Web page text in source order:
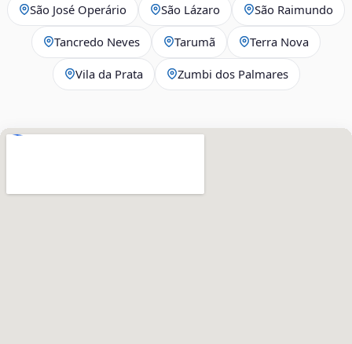
São José Operário São Lázaro São Raimundo
Tancredo Neves Tarumã Terra Nova
Vila da Prata Zumbi dos Palmares